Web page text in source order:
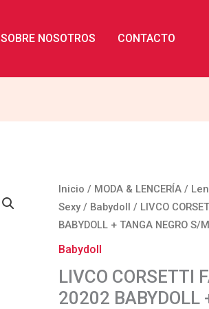
SOBRE NOSOTROS CONTACTO
Inicio / MODA & LENCERÍA /
Sexy/ Babydoll
/ LIVCO
BABYDOLL + TANGA NEGRO S/M
Babydoll
LIVCO CORSETTI
20202 BABYDOLL
LIVCO
CORSETTI
FASHION
-
LC
20202